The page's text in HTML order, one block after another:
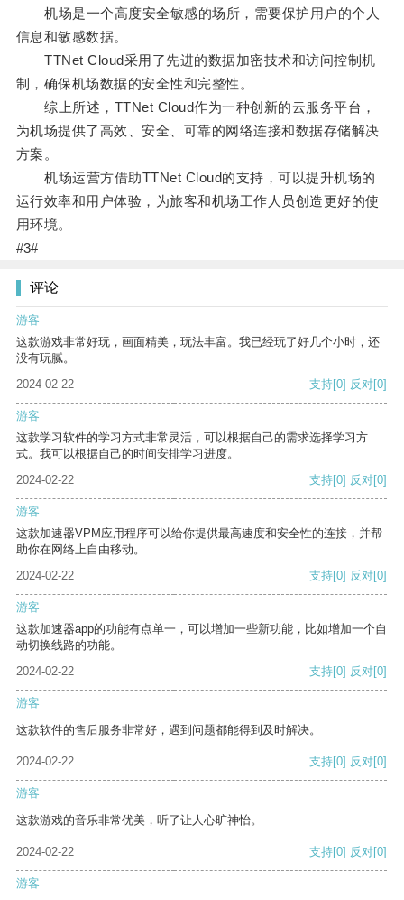
机场是一个高度安全敏感的场所，需要保护用户的个人
信息和敏感数据。
TTNet Cloud采用了先进的数据加密技术和访问控制机
制，确保机场数据的安全性和完整性。
综上所述，TTNet Cloud作为一种创新的云服务平台，
为机场提供了高效、安全、可靠的网络连接和数据存储解决
方案。
机场运营方借助TTNet Cloud的支持，可以提升机场的
运行效率和用户体验，为旅客和机场工作人员创造更好的使
用环境。
#3#
评论
游客
这款游戏非常好玩，画面精美，玩法丰富。我已经玩了好几个小时，还
没有玩腻。
2024-02-22
支持[0] 反对[0]
游客
这款学习软件的学习方式非常灵活，可以根据自己的需求选择学习方
式。我可以根据自己的时间安排学习进度。
2024-02-22
支持[0] 反对[0]
游客
这款加速器VPM应用程序可以给你提供最高速度和安全性的连接，并帮
助你在网络上自由移动。
2024-02-22
支持[0] 反对[0]
游客
这款加速器app的功能有点单一，可以增加一些新功能，比如增加一个自
动切换线路的功能。
2024-02-22
支持[0] 反对[0]
游客
这款软件的售后服务非常好，遇到问题都能得到及时解决。
2024-02-22 支持[0] 反对[0]
游客
这款游戏的音乐非常优美，听了让人心旷神怡。
2024-02-22 支持[0] 反对[0]
游客